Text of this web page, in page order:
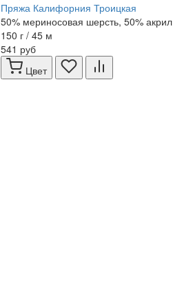
Пряжа Калифорния Троицкая
50% мериносовая шерсть, 50% акрил
150 г / 45 м
541 руб
Цвет